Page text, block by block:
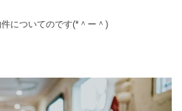
についてのです(*＾ー＾)